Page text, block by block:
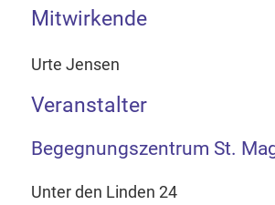
Mitwirkende
Urte Jensen
Veranstalter
Begegnungszentrum St.
Unter den Linden 24